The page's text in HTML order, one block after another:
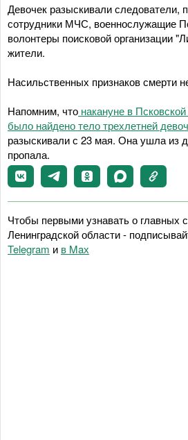
Девочек разыскивали следователи,
сотрудники МЧС, военнослужащие
волонтеры поисковой организации
жители.
Насильственных признаков смерти
Напомним, что накануне в
было найдено тело трехлетней
разыскивали с 23 мая. Она ушла из
пропала.
Чтобы первыми узнавать о главных
Ленинградской области -
Telegram и в Maх